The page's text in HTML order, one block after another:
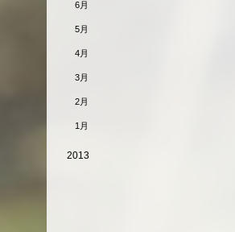
6月
5月
4月
3月
2月
1月
2013